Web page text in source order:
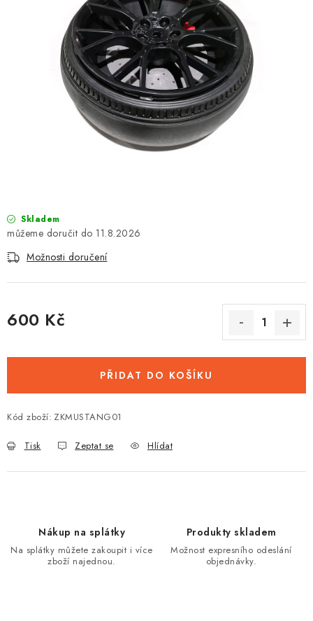
TIP NA DÁRKY
NÁPLNĚ A KAPALINY
NÁHRADNÍ DÍLY
Podmínky ochrany osobních údajů
Skladem
11.8.2026
Možnosti doručení
600 Kč
PŘIDAT DO KOŠÍKU
Kód zboží: ZKMUSTANG01
Tisk Zeptat se Hlídat
Nákup na splátky
Na splátky můžete zakoupit i více
zboží najednou.
Produkty skladem
Možnost expresního odeslání
objednávky.